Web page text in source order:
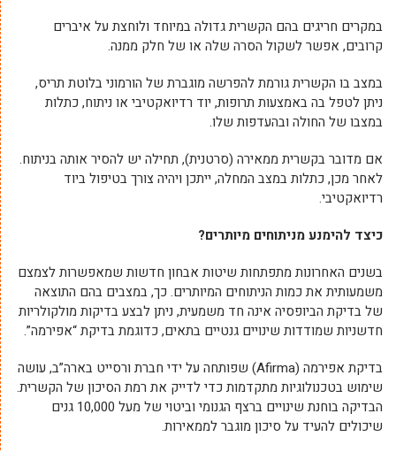
במקרים חריגים בהם הקשרית גדולה במיוחד ולוחצת על איברים
קרובים, אפשר לשקול הסרה שלה או של חלק ממנה.
במצב בו הקשרית גורמת להפרשה מוגברת של הורמוני בלוטת תריס,
ניתן לטפל בה באמצעות תרופות, יוד רדיואקטיבי או ניתוח, כתלות
במצבו של החולה ובהעדפות שלו.
אם מדובר בקשרית ממאירה (סרטנית), תחילה יש להסיר אותה בניתוח.
לאחר מכן, כתלות במצב המחלה, ייתכן ויהיה צורך בטיפול ביוד
רדיואקטיבי.
כיצד להימנע מניתוחים מיותרים?
בשנים האחרונות מתפתחות שיטות אבחון חדשות שמאפשרות לצמצם
משמעותית את כמות הניתוחים המיותרים. כך, במצבים בהם התוצאה
של בדיקת הביופסיה אינה חד משמעית, ניתן לבצע בדיקות מולקולריות
חדשניות שמודדות שינויים גנטיים בתאים, כדוגמת בדיקת “אפירמה”.
בדיקת אפירמה (Afirma) שפותחה על ידי חברת ורסייט בארה”ב, עושה
שימוש בטכנולוגיות מתקדמות כדי לדייק את רמת הסיכון של הקשרית.
הבדיקה בוחנת שינויים ברצף הגנומי וביטוי של מעל 10,000 גנים
שיכולים להעיד על סיכון מוגבר לממאירות.